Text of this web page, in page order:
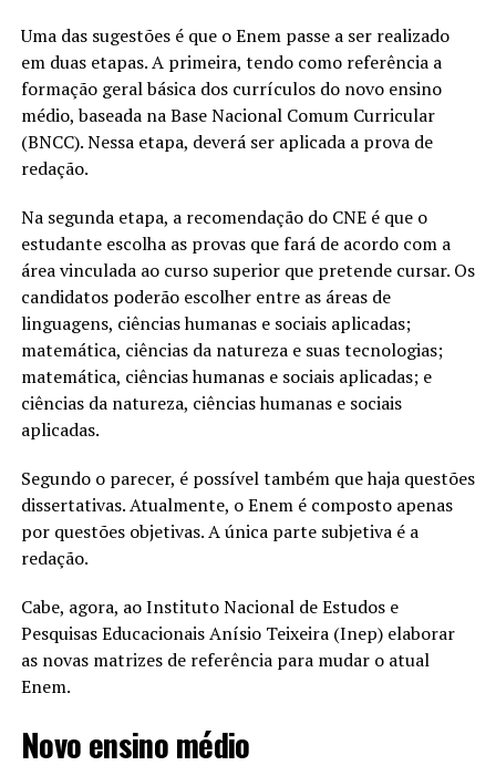
Uma das sugestões é que o Enem passe a ser realizado
em duas etapas. A primeira, tendo como referência a
formação geral básica dos currículos do novo ensino
médio, baseada na Base Nacional Comum Curricular
(BNCC). Nessa etapa, deverá ser aplicada a prova de
redação.
Na segunda etapa, a recomendação do CNE é que o
estudante escolha as provas que fará de acordo com a
área vinculada ao curso superior que pretende cursar. Os
candidatos poderão escolher entre as áreas de
linguagens, ciências humanas e sociais aplicadas;
matemática, ciências da natureza e suas tecnologias;
matemática, ciências humanas e sociais aplicadas; e
ciências da natureza, ciências humanas e sociais
aplicadas.
Segundo o parecer, é possível também que haja questões
dissertativas. Atualmente, o Enem é composto apenas
por questões objetivas. A única parte subjetiva é a
redação.
Cabe, agora, ao Instituto Nacional de Estudos e
Pesquisas Educacionais Anísio Teixeira (Inep) elaborar
as novas matrizes de referência para mudar o atual
Enem.
Novo ensino médio